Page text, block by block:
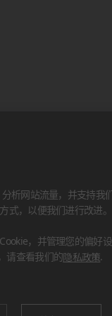
析网站流量，并支持
式，以便我们进行改进。
，并管理您的偏好
请查看我们的隐私政策.